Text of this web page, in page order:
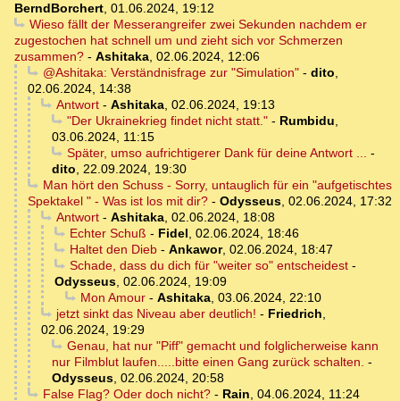
BerndBorchert, 01.06.2024, 19:12
Wieso fällt der Messerangreifer zwei Sekunden nachdem er
zugestochen hat schnell um und zieht sich vor Schmerzen
zusammen? - Ashitaka, 02.06.2024, 12:06
@Ashitaka: Verständnisfrage zur "Simulation"- dito,
02.06.2024, 14:38
Antwort- Ashitaka, 02.06.2024, 19:13
"Der Ukrainekrieg findet nicht statt."- Rumbidu,
03.06.2024, 11:15
Später, umso aufrichtigerer Dank für deine Antwort ... -
dito, 22.09.2024, 19:30
Man hört den Schuss - Sorry, untauglich für ein "aufgetischtes
Spektakel " - Was ist los mit dir? - Odysseus, 02.06.2024, 17:32
Antwort- Ashitaka, 02.06.2024, 18:08
Echter Schuß - Fidel, 02.06.2024, 18:46
Haltet den Dieb- Ankawor, 02.06.2024, 18:47
Schade, dass du dich für "weiter so" entscheidest-
Odysseus, 02.06.2024, 19:09
Mon Amour- Ashitaka, 03.06.2024, 22:10
jetzt sinkt das Niveau aber deutlich! - Friedrich,
02.06.2024, 19:29
Genau, hat nur "Piff" gemacht und folglicherweise kann
nur Filmblut laufen.....bitte einen Gang zurück schalten. -
Odysseus, 02.06.2024, 20:58
False Flag? Oder doch nicht?- Rain, 04.06.2024, 11:24